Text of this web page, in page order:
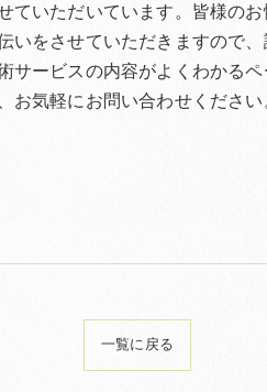
ていただいています。皆様の
いをさせていただきますので
サービスの内容がよくわかる
気軽にお問い合わせください
一覧に戻る